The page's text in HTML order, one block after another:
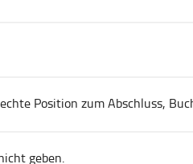
Position zum Abschluss,
geben.